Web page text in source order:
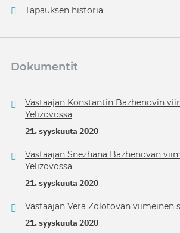
Tapauksen historia
Dokumentit
Vastaajan Konstantin Bazhenovin
Yelizovossa
21. syyskuuta 2020
Vastaajan Snezhana Bazhenovan
Yelizovossa
21. syyskuuta 2020
Vastaajan Vera Zolotovan viimeinen
21. syyskuuta 2020